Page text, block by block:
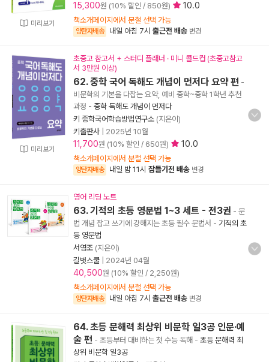
미리보기
15,300원 (10% 할인 / 850원) 10.0
책소개페이지에서 분철 선택 가능
양탄자배송 내일 아침 7시 출근전 배송 변경
미리보기
초중고 참고서 + 스터디 플래너 · 미니 콜드컵 (초중고참고
서 3만원 이상)
62. 중학 국어 독해도 개념이 먼저다 요약 편 -
비문학의 기본을 다잡는 요약, 예비 중학~중학 1학년 추천
과정 - 중학 독해도 개념이 먼저다
키 중학국어학습방법연구소 (지은이)
키출판사
2025년 10월
11,700원 (10% 할인 / 650원) 10.0
책소개페이지에서 분철 선택 가능
양탄자배송 내일 밤 11시 잠들기전 배송 변경
영어 리딩 노트
63. 기적의 초등 영문법 1~3 세트 - 전3권 - 문
법 개념 잡고 쓰기에 강해지는 초등 필수 문법서 - 기적의 초
등 영문법
서영조 (지은이)
길벗스쿨
2024년 04월
40,500원 (10% 할인 / 2,250원)
책소개페이지에서 분철 선택 가능
양탄자배송 내일 아침 7시 출근전 배송 변경
64. 초등 문해력 최상위 비문학 일3공 인문·예
술 편 - 초등부터 대비하는 첫 수능 독해 - 초등 문해력 최
상위 비문학 일3공